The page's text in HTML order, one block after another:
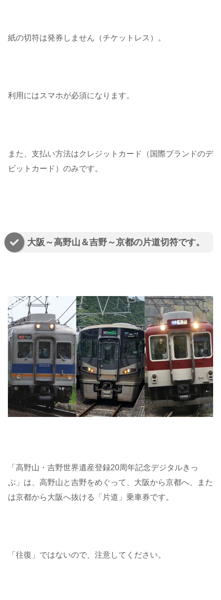
紙の切符は発券しません（チケットレス）。
利用にはスマホが必須になります。
また、支払い方法はクレジットカード（国際ブランドのデ
ビットカード）のみです。
大阪～高野山＆吉野～京都の片道切符です。
「高野山・吉野世界遺産登録20周年記念デジタルきっ
ぷ」は、高野山と吉野をめぐって、大阪から京都へ、また
は京都から大阪へ抜ける「片道」乗車券です。
「往復」ではないので、注意してください。